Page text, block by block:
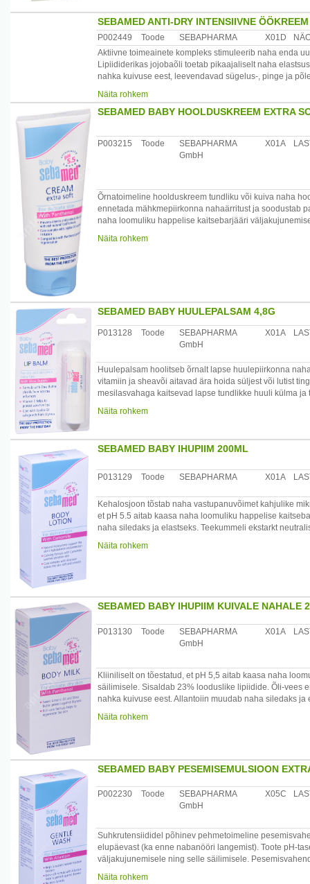
aineid. Kerge, kuid tõhus õli-vees emulsioon imendub
Koostis: Aqua, Persea gratissima oil, Hydrogenated
Alcohol, Hydrolyzed Keratin, Allantoin, Bisabolol,
Päritolumaa: Saksamaa
SEBAMED ANTI-DRY INTENSIIVNE
P002449 Toode SEBAPHARMA X01D
Aktiivne toimeainete kompleks stimuleerib naha enda
Lipiididerikas jojobaõli toetab pikaajaliselt naha
nahka kuivuse eest, leevendavad sügelus-, pinge ja
tasakaalu. PH tase 5.5 tagab naha loomuliku
/*/*
oil, Hexyl Laurate, Polyglyceryl-3 Diisostearate,
Magnesium Sulfate, Parfum, Methylparaben,
Näita rohkem
SEBAMED BABY HOOLDUSKREEM EXTRA
P003215 Toode
SEBAPHARMA
GmbH
X01A
Õrnatoimeline hoolduskreem tundliku või kuiva naha
ennetada mähkmepiirkonna nahaärritust ja soodustab
naha loomuliku happelise kaitsebarjääri
Toode on dermatoloogiliselt testitud.
Koostis: Aqua, Petrolatum, Paraffinum liquidum,
Methoxy PEG-22/Dodecyl Glycol Copolymer, Sodium
Parfum, Phenoxyethanol, Alcohol denat.
Päritolumaa: Saksamaa
Maaletooja: Medior Marketing OÜ, Pikk 14, 51013
Näita rohkem
SEBAMED BABY HUULEPALSAM 4,8G
P013128 Toode
SEBAPHARMA
GmbH
X01A
Huulepalsam hoolitseb õrnalt lapse huulepiirkonna
vitamiin ja sheavõi aitavad ära hoida süljest või lutist
mesilasvahaga kaitsevad lapse tundlikke huuli külma
Toode on dermatoloogiliselt testitud.
Kasutamine: peale kanda huultele ja nende ümber
peale sööki ja suupiirkonna puhastamist.
Koostis: Caprylic/Capric/Succinic Triglyceride, Cera
Benzoate, Tocopheryl Acetate, Simmondsia chinensis
Ricinoleate, Parfum.
Päritolumaa: Saksamaa
Maaletooja: Medior Marketing OÜ, Pikk 14, 51013
Näita rohkem
SEBAMED BABY IHUPIIM 200ML
P013129 Toode SEBAPHARMA X01A
Kehalosjoon tõstab naha vastupanuvõimet kahjulike
et pH 5.5 aitab kaasa naha loomuliku happelise
naha siledaks ja elastseks. Teekummeli ekstarkt
Toode on dermatoloogiliselt testitud.
Koostis: Aqua, Glycerin, Cetearyl Alcohol, Sorbitol,
extract, Lecithin, Ascorbyl Palmitate, Allantoin,
Citrate, Parfum, Alcohol denat., Benzyl Alcohol,
Päritolumaa: Saksamaa
Näita rohkem
SEBAMED BABY IHUPIIM KUIVALE NAHALE
P013130 Toode
SEBAPHARMA
GmbH
X01A
Kliiniliselt on tõestatud, et pH 5,5 aitab kaasa naha
säilimisele. Sisaldab 23% looduslike lipiidide. Õli-vees
nahka kuivuse eest. Allantoiin muudab naha siledaks
Toode on dermatoloogiliselt testitud.
Koostis: Aqua, Prunus dulcis oil, Propylene Glycol
Triglyceride, Sodium Citrate, Sodium Carbomer,
Maaletooja: Medior Marketing OÜ, Pikk 14, 51013
Näita rohkem
SEBAMED BABY PESEMISEMULSIOON
P002230 Toode
SEBAPHARMA
GmbH
X05C
Suhkrutensiididel põhinev pehmetoimeline
elupäevast (ka enne nabanööri langemist). Toote pH-
väljakujunemisele ning selle säilimisele.
Näita rohkem